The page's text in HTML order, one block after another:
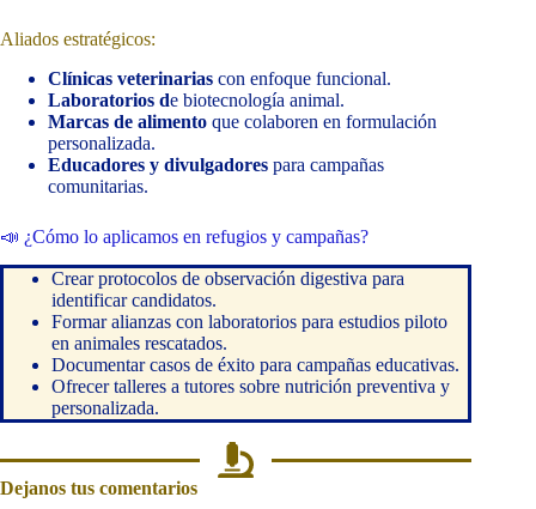
Aliados estratégicos:
Clínicas veterinarias con enfoque funcional.
Laboratorios de biotecnología animal.
Marcas de alimento que colaboren en formulación
personalizada.
Educadores y divulgadores para campañas
comunitarias.
📣 ¿Cómo lo aplicamos en refugios y campañas?
Crear protocolos de observación digestiva para
identificar candidatos.
Formar alianzas con laboratorios para estudios piloto
en animales rescatados.
Documentar casos de éxito para campañas educativas.
Ofrecer talleres a tutores sobre nutrición preventiva y
personalizada.
Dejanos tus comentarios